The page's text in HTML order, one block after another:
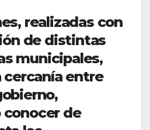
realizadas con
de distintas
municipales,
entre
de